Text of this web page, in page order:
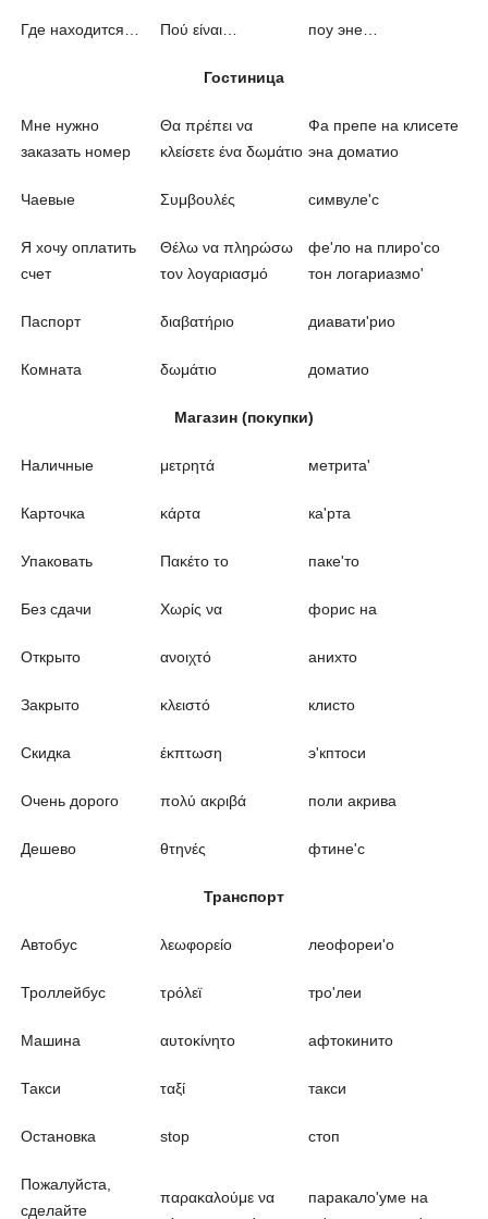
Где находится… Πού είναι… поу эне…
Гостиница
Мне нужно
заказать номер
Θα πρέπει να
κλείσετε ένα δωμάτιο
Фа препе на клисете
эна доматио
Чаевые Συμβουλές симвуле'с
Я хочу оплатить
счет
Θέλω να πληρώσω
τον λογαριασμό
фе'ло на плиро'со
тон логариазмо'
Паспорт διαβατήριο диавати'рио
Комната δωμάτιο доматио
Магазин (покупки)
Наличные μετρητά метрита'
Карточка κάρτα ка'рта
Упаковать Πακέτο το паке'то
Без сдачи Χωρίς να форис на
Открыто ανοιχτό анихто
Закрыто κλειστό клисто
Скидка έκπτωση э'кптоси
Очень дорого πολύ ακριβά поли акрива
Дешево θτηνές фтине'с
Транспорт
Автобус λεωφορείο леофореи'о
Троллейбус τρόλεϊ тро'леи
Машина αυτοκίνητο афтокинито
Такси ταξί такси
Остановка stop стоп
Пожалуйста,
сделайте
παρακαλούμε να
паракало'уме на